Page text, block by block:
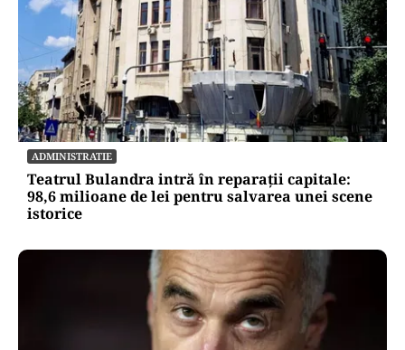
ADMINISTRATIE
Teatrul Bulandra intră în reparații capitale:
98,6 milioane de lei pentru salvarea unei scene
istorice